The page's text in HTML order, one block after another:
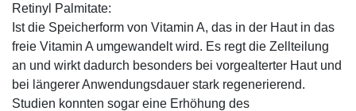
Retinyl Palmitate:
Ist die Speicherform von Vitamin A, das in der Haut in das
freie Vitamin A umgewandelt wird. Es regt die Zellteilung
an und wirkt dadurch besonders bei vorgealterter Haut und
bei längerer Anwendungsdauer stark regenerierend.
Studien konnten sogar eine Erhöhung des